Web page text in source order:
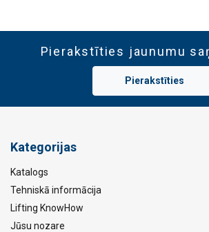
Pierakstīties jaunumu
Pierakstīties
Kategorijas
Katalogs
Tehniskā informācija
Lifting KnowHow
Jūsu nozare